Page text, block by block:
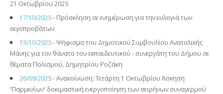
21 Οκτωβρίου 2025
17/10/2025- Πρόσκληση σε ενημέρωση για την ευλογιά των
αιγοπροβάτων
13/10/2025- Ψήφισμα του Δημοτικού Συμβουλίου Ανατολικής
Μάνης για τον θάνατο του εκπαιδευτικού - συνεργάτη του Δήμου σε
θέματα Πολισμού, Δημητρίου Ροζάκη
26/09/2025- Ανακοίνωση: Τετάρτη 1 Οκτωβρίου Άσκηση
'Παρμενίων' δοκιμαστική ενεργοποίηση των σειρήνων συναγερμού